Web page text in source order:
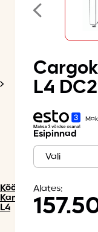
Köögimööbel
Kammono
L4
L4
Esipinnad
Alates: